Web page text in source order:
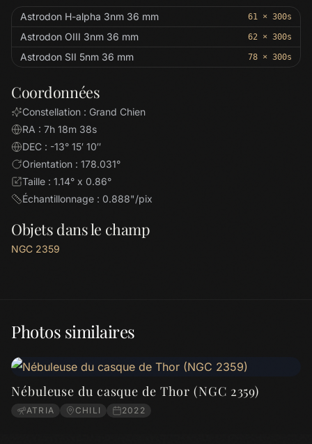
Astrodon H-alpha 3nm 36 mm 61 × 300s
Astrodon OIII 3nm 36 mm 62 × 300s
Astrodon SII 5nm 36 mm 78 × 300s
Coordonnées
Constellation : Grand Chien
RA : 7h 18m 38s
DEC : -13° 15′ 10″
Orientation : 178.031°
Taille : 1.14° x 0.86°
Échantillonnage : 0.888"/pix
Objets dans le champ
NGC 2359
Photos similaires
Nébuleuse du casque de Thor (NGC 2359)
ATRIA CHILI 2022